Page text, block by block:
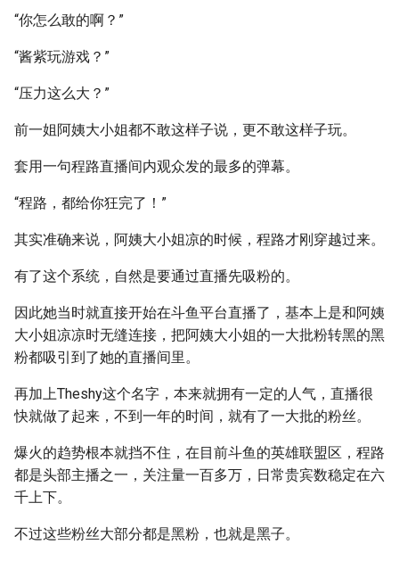
“你怎么敢的啊？”
“酱紫玩游戏？”
“压力这么大？”
前一姐阿姨大小姐都不敢这样子说，更不敢这样子玩。
套用一句程路直播间内观众发的最多的弹幕。
“程路，都给你狂完了！”
其实准确来说，阿姨大小姐凉的时候，程路才刚穿越过来。
有了这个系统，自然是要通过直播先吸粉的。
因此她当时就直接开始在斗鱼平台直播了，基本上是和阿姨
大小姐凉凉时无缝连接，把阿姨大小姐的一大批粉转黑的黑
粉都吸引到了她的直播间里。
再加上Theshy这个名字，本来就拥有一定的人气，直播很
快就做了起来，不到一年的时间，就有了一大批的粉丝。
爆火的趋势根本就挡不住，在目前斗鱼的英雄联盟区，程路
都是头部主播之一，关注量一百多万，日常贵宾数稳定在六
千上下。
不过这些粉丝大部分都是黑粉，也就是黑子。